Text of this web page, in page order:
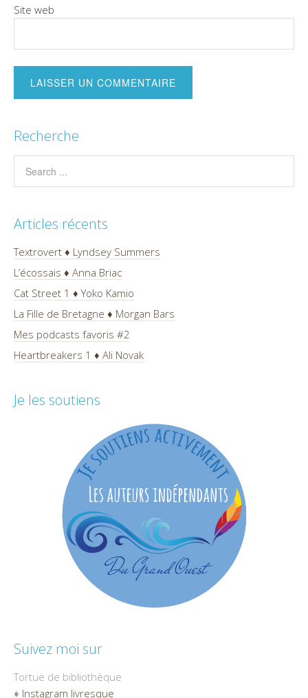
Site web
Recherche
Articles récents
Textrovert ♦ Lyndsey Summers
L’écossais ♦ Anna Briac
Cat Street 1 ♦ Yoko Kamio
La Fille de Bretagne ♦ Morgan Bars
Mes podcasts favoris #2
Heartbreakers 1 ♦ Ali Novak
Je les soutiens
Suivez moi sur
Tortue de bibliothèque
♦ Instagram livresque